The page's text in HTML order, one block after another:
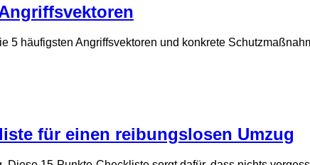
5 häufigsten Angriffsvektoren und konkrete
für einen reibungslosen Umzug